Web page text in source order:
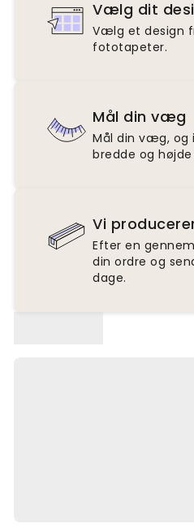
Vælg dit
Vælg et design
fototapeter.
Mål din væg
Mål din væg, og
bredde og
Vi
Efter en
din ordre og
dage.